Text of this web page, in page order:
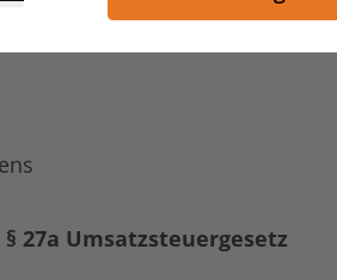
27a Umsatzsteuergesetz